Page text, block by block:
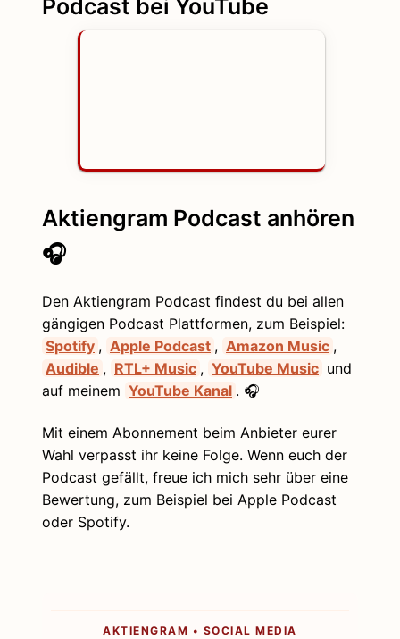
Podcast bei YouTube
Aktiengram Podcast anhören
🎧
Den Aktiengram Podcast findest du bei allen
gängigen Podcast Plattformen, zum Beispiel:
Spotify , Apple Podcast , Amazon Music ,
Audible , RTL+ Music , YouTube Music und
auf meinem YouTube Kanal . 🎧
Mit einem Abonnement beim Anbieter eurer
Wahl verpasst ihr keine Folge. Wenn euch der
Podcast gefällt, freue ich mich sehr über eine
Bewertung, zum Beispiel bei Apple Podcast
oder Spotify.
AKTIENGRAM • SOCIAL MEDIA